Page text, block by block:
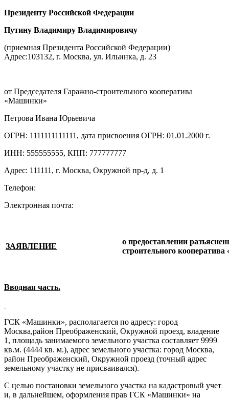
Президенту Российской Федерации
Путину Владимиру Владимировичу
(приемная Президента Российской Федерации)
Адрес:103132, г. Москва, ул. Ильинка, д. 23
от Председателя Гаражно-строительного кооператива
«Машинки»
Петрова Ивана Юрьевича
ОГРН: 1111111111111, дата присвоения ОГРН: 01.01.2000 г.
ИНН: 555555555, КПП: 777777777
Адрес: 111111, г. Москва, Окружной пр-д, д. 1
Телефон:
Электронная почта:
ЗАЯВЛЕНИЕ
о предоставлении
строительного
Вводная часть.
ГСК «Машинки», располагается по адресу: город
Москва,район Преображенский, Окружной проезд, владение
1, площадь занимаемого земельного участка составляет 9999
кв.м. (4444 кв. м.), адрес земельного участка: город Москва,
район Преображенский, Окружной проезд (точный адрес
земельному участку не присваивался).
С целью постановки земельного участка на кадастровый учет
и, в дальнейшем, оформления прав ГСК «Машинки» на